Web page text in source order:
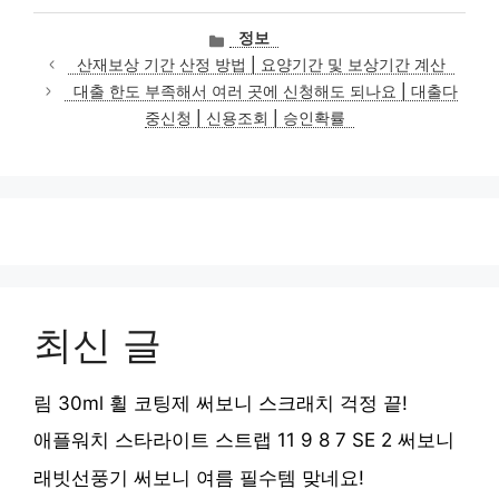
카
테
고
리
정보
산재보상 기간 산정 방법 | 요양기간 및 보상기간 계산
대출 한도 부족해서 여러 곳에 신청해도 되나요 | 대출다
중신청 | 신용조회 | 승인확률
최신 글
림 30ml 휠 코팅제 써보니 스크래치 걱정 끝!
애플워치 스타라이트 스트랩 11 9 8 7 SE 2 써보니
래빗선풍기 써보니 여름 필수템 맞네요!